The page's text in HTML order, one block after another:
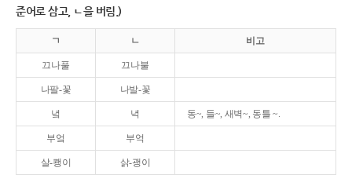
준어로 삼고, ㄴ을 버림.)
ㄱ ㄴ 비고
끄나풀 끄나불
나팔-꽃 나발-꽃
녘 녁 동~, 들~, 새벽~, 동틀 ~.
부엌 부억
살-쾡이 삵-괭이